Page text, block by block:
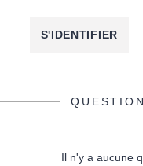
S'IDENTIFIER
Il n'y a aucune